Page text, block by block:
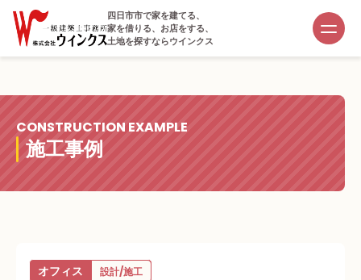
四日市市で家を建てる、
家を借りる、お店をする、
土地を探すならウインクス
施工事例
CONSTRUCTION EXAMPLE
オフィス 設計/施工